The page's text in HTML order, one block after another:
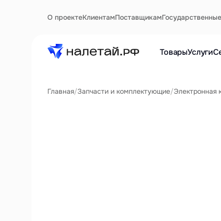
О проектеКлиентамПоставщикам
ТоварыУслуги
Главная/Запчасти и комплектующие/Электронная